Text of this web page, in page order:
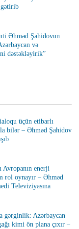
gətirib
Əhməd Şahidovun
və
dəstəkləyirik”
üçün etibarlı
bilər – Əhməd Şahidov
Avropanın enerji
rol oynayır – Əhməd
Televiziyasına
gərginlik: Azərbaycan
kimi ön plana çıxır –